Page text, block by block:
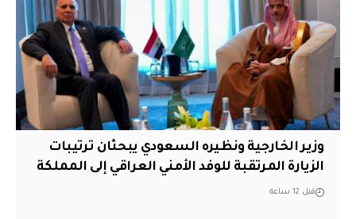
وزير الخارجية ونظيره السعودي يبحثان ترتيبات
الزيارة المرتقبة للوفد الأمني العراقي إلى المملكة
قبل 12 ساعة